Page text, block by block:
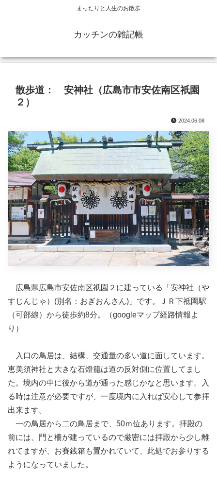
まったりと人生のお散歩
カッチンの雑記帳
散歩道： 安神社（広島市市安佐南区祇園
２）
2024.06.08
広島県広島市安佐南区祇園２に建っている「安神社（や
すじんじゃ）(別名：おぎおんさん)」です。ＪＲ下祗園駅
（可部線）から徒歩約8分。（googleマップ経路情報よ
り）
入口の鳥居は、結構、交通量の多い道に面しています。
恵美須神社と大きな石燈籠は道の反対側に位置してまし
た。境内の中に後から道が通った感じかなと思います。入
る時は注意が必要ですが、一度境内に入れば安心して参拝
出来ます。
一の鳥居から二の鳥居まで、50ｍ位あります。拝殿の
前には、門と柵が建っているので厳密には拝殿から少し離
れてますが、お賽銭箱も置かれていて、此処でお参りする
ようになっていました。